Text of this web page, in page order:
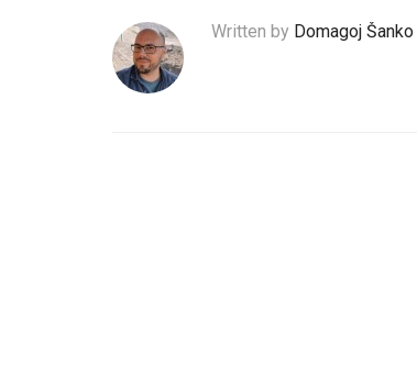
Written by Domagoj Šanko